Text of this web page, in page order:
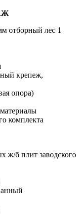
отборный лес 1
крепеж,
опора)
комплекта
ж/б плит заводского